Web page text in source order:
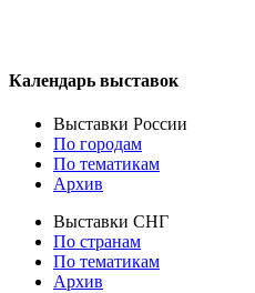
Календарь выставок
Выставки России
По городам
По тематикам
Архив
Выставки СНГ
По странам
По тематикам
Архив